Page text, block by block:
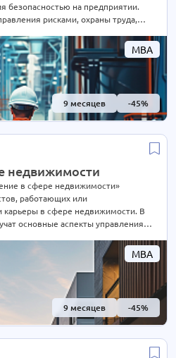
MBA
9 месяцев -45%
безопасностью на предприятии.
рисками, охраны труда,
в области безопасности. Программа
в области управления персоналом,
и разработки стратегий по
MBA
9 месяцев -45%
недвижимости
в сфере недвижимости»
работающих или
карьеры в сфере недвижимости. В
основные аспекты управления
Программа охватывает
недвижимости, инвестиционные